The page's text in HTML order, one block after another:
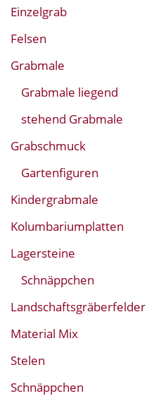
Einzelgrab
Felsen
Grabmale
Grabmale liegend
stehend Grabmale
Grabschmuck
Gartenfiguren
Kindergrabmale
Kolumbariumplatten
Lagersteine
Schnäppchen
Landschaftsgräberfelder
Material Mix
Stelen
Schnäppchen